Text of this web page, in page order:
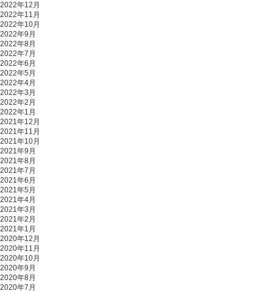
2022年12月
2022年11月
2022年10月
2022年9月
2022年8月
2022年7月
2022年6月
2022年5月
2022年4月
2022年3月
2022年2月
2022年1月
2021年12月
2021年11月
2021年10月
2021年9月
2021年8月
2021年7月
2021年6月
2021年5月
2021年4月
2021年3月
2021年2月
2021年1月
2020年12月
2020年11月
2020年10月
2020年9月
2020年8月
2020年7月